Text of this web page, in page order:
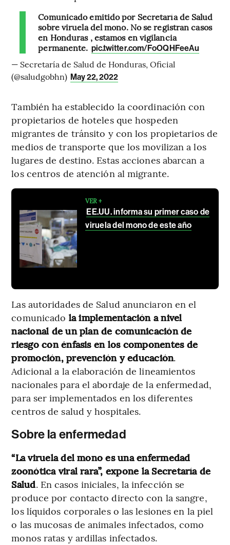
Comunicado emitido por Secretaría de Salud
sobre viruela del mono. No se registran casos
en Honduras , estamos en vigilancia
permanente. pic.twitter.com/FoOQHFeeAu
— Secretaría de Salud de Honduras, Oficial
(@saludgobhn) May 22, 2022
También ha establecido la coordinación con
propietarios de hoteles que hospeden
migrantes de tránsito y con los propietarios de
medios de transporte que los movilizan a los
lugares de destino. Estas acciones abarcan a
los centros de atención al migrante.
VER +
EE.UU. informa su primer caso de
viruela del mono de este año
Las autoridades de Salud anunciaron en el
comunicado la implementación a nivel
nacional de un plan de comunicación de
riesgo con énfasis en los componentes de
promoción, prevención y educación.
Adicional a la elaboración de lineamientos
nacionales para el abordaje de la enfermedad,
para ser implementados en los diferentes
centros de salud y hospitales.
Sobre la enfermedad
“La viruela del mono es una enfermedad
zoonótica viral rara”, expone la Secretaría de
Salud. En casos iniciales, la infección se
produce por contacto directo con la sangre,
los líquidos corporales o las lesiones en la piel
o las mucosas de animales infectados, como
monos ratas y ardillas infectados.